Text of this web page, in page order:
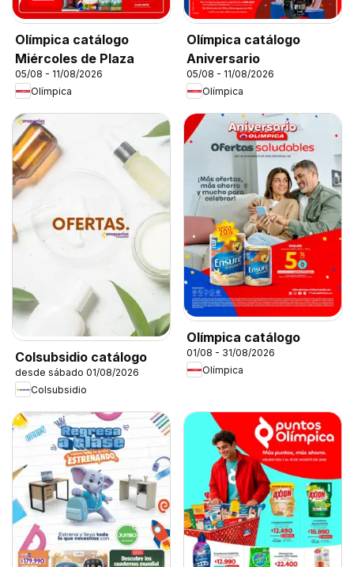
Olímpica catálogo
Miércoles de Plaza
05/08 - 11/08/2026
Olímpica
Olímpica catálogo
Aniversario
05/08 - 11/08/2026
Olímpica
Colsubsidio catálogo
desde sábado 01/08/2026
Colsubsidio
Olímpica catálogo
01/08 - 31/08/2026
Olímpica